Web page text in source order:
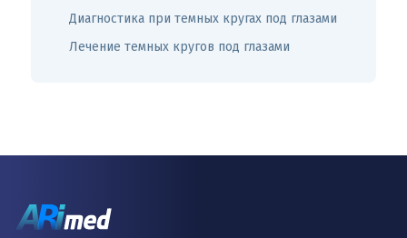
Диагностика при темных кругах под глазами
Лечение темных кругов под глазами